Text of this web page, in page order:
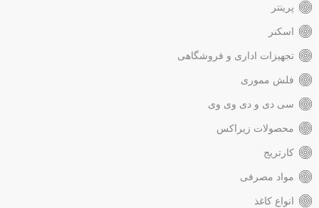
پرینتر
اسکنر
تجهیزات اداری و فروشگاهی
فلش مموری
سی دی و دی وی وی
محصولات زیراکس
کارتریج
مواد مصرفی
انواع کاغذ